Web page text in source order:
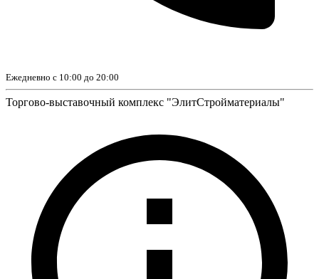
Ежедневно с 10:00 до 20:00
Торгово-выставочный комплекс "ЭлитСтройматериалы"